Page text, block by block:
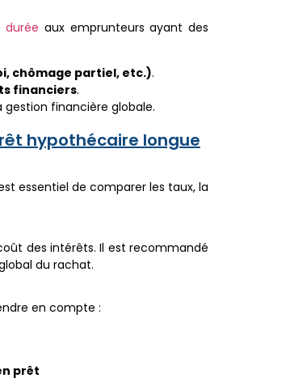
durée aux emprunteurs ayant des
chômage partiel, etc.).
financiers.
gestion financière globale.
hypothécaire longue
essentiel de comparer les taux, la
des intérêts. Il est recommandé
du rachat.
en compte :
prêt